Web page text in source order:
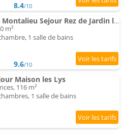
8.4/10
Appartement Montalieu Sejour Rez de Jardin les Jonquilles - 1 à 4 Pers - Prox Cnpe Bugey - Vallee Bleu - Via Rho
m²
1 salle de bains
9.6/10
Maison les Lys
116 m²
1 salle de bains